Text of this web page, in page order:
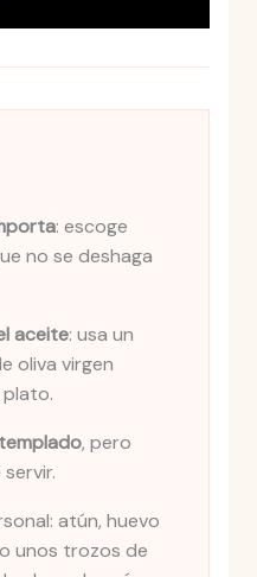
: escoge
no se deshaga
aceite: usa un
oliva virgen
plato.
, pero
atún, huevo
unos trozos de